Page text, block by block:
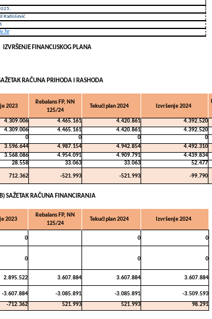
Radošević
IZVRŠENJE FINANCIJSKOG PLANA
RAČUNA PRIHODA I RASHODA
2023
Rebalans FP, NN
125/24
Tekući plan 2024 Izvršenje 2024
4.309.006 4.465.161 4.420.861 4.392.520
4.309.006 4.465.161 4.420.861 4.392.520
0 0 0 0
3.596.644 4.987.154 4.942.854 4.492.310
3.568.086 4.954.091 4.909.791 4.439.834
28.558 33.063 33.063 52.477
712.362 -521.993 -521.993 -99.790
SAŽETAK RAČUNA FINANCIRANJA
2023
Rebalans FP, NN
125/24
Tekući plan 2024 Izvršenje 2024
0 0 0
0 0 0
2.895.522 3.607.884 3.607.884 3.607.884
-3.607.884 -3.085.891 -3.085.891
-3.509.593
-712.362 521.993 521.993 98.291